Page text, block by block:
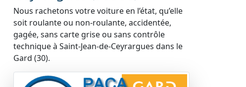
Nous rachetons votre voiture en l’état, qu’elle
soit roulante ou non-roulante, accidentée,
gagée, sans carte grise ou sans contrôle
technique à Saint-Jean-de-Ceyrargues dans le
Gard (30).